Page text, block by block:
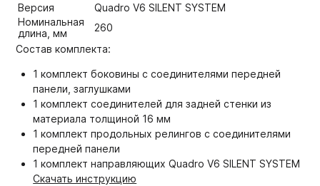
Версия
Quadro V6 SILENT SYSTEM
Номинальная
длина, мм
260
Состав комплекта:
1 комплект боковины с соединителями передней
панели, заглушками
1 комплект соединителей для задней стенки из
материала толщиной 16 мм
1 комплект продольных релингов с соединителями
передней панели
1 комплект направляющих Quadro V6 SILENT SYSTEM
Скачать инструкцию